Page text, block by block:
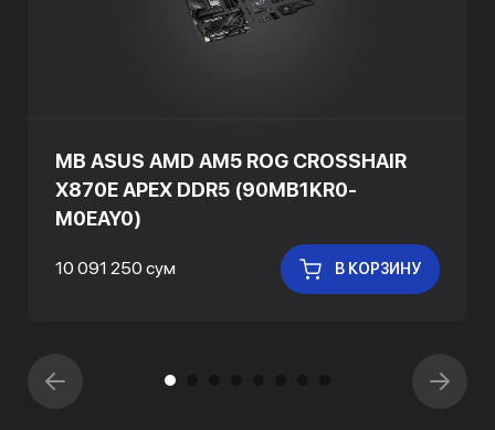
MB ASUS AMD AM5 ROG CROSSHAIR
X870E APEX DDR5 (90MB1KR0-
M0EAY0)
10 091 250 сум В КОРЗИНУ